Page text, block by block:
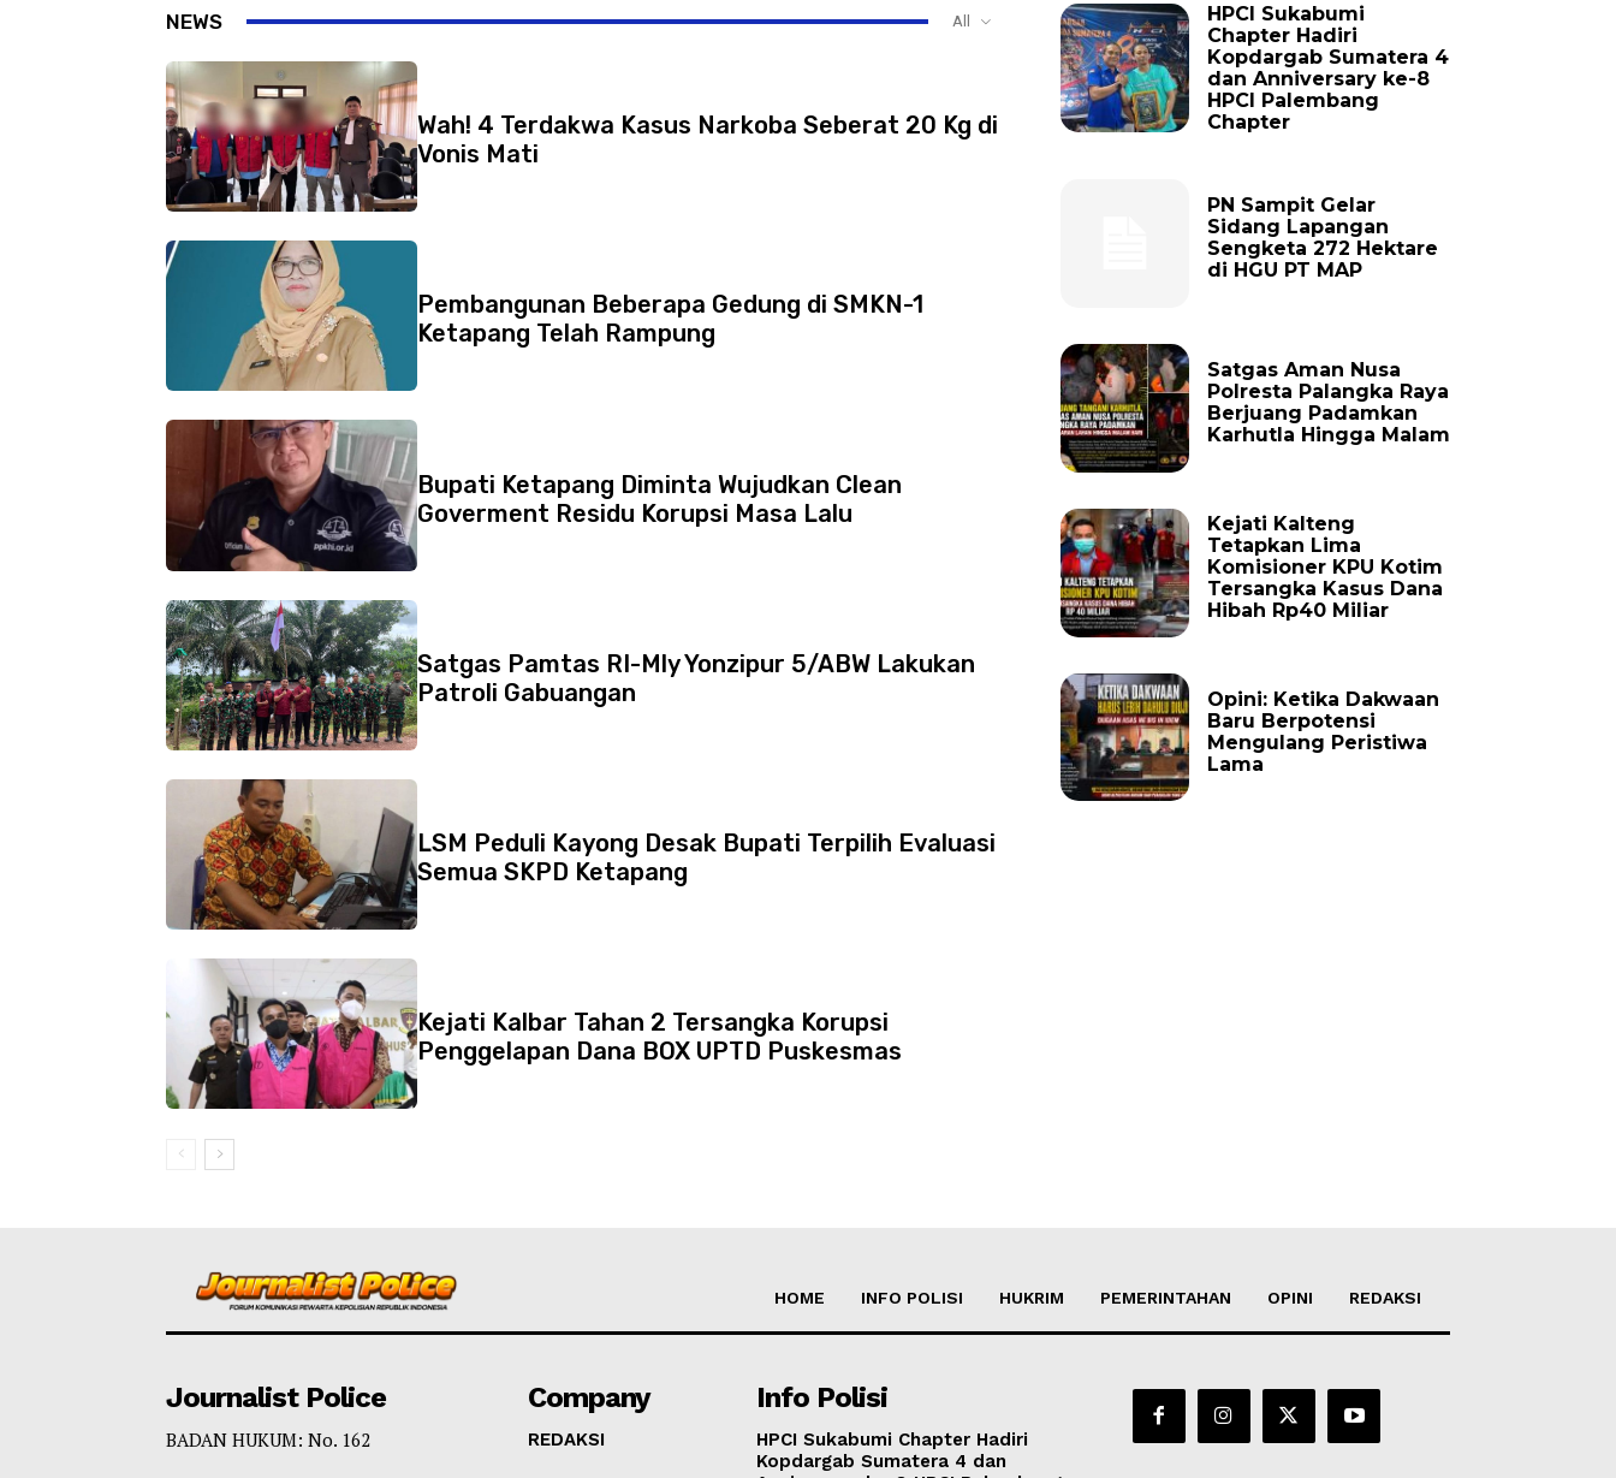
NEWS All
Wah! 4 Terdakwa Kasus Narkoba Seberat 20 Kg di
Vonis Mati
Pembangunan Beberapa Gedung di SMKN-1
Ketapang Telah Rampung
Bupati Ketapang Diminta Wujudkan Clean
Goverment Residu Korupsi Masa Lalu
Satgas Pamtas RI-Mly Yonzipur 5/ABW Lakukan
Patroli Gabuangan
LSM Peduli Kayong Desak Bupati Terpilih Evaluasi
Semua SKPD Ketapang
Kejati Kalbar Tahan 2 Tersangka Korupsi
Penggelapan Dana BOX UPTD Puskesmas
HPCI Sukabumi
Chapter Hadiri
Kopdargab Sumatera 4
dan Anniversary ke-8
HPCI Palembang
Chapter
PN Sampit Gelar
Sidang Lapangan
Sengketa 272 Hektare
di HGU PT MAP
Satgas Aman Nusa
Polresta Palangka Raya
Berjuang Padamkan
Karhutla Hingga Malam
Kejati Kalteng
Tetapkan Lima
Komisioner KPU Kotim
Tersangka Kasus Dana
Hibah Rp40 Miliar
Opini: Ketika Dakwaan
Baru Berpotensi
Mengulang Peristiwa
Lama
HOME INFO POLISI HUKRIM PEMERINTAHAN OPINI REDAKSI
Journalist Police
BADAN HUKUM: No. 162
Company
REDAKSI
Info Polisi
HPCI Sukabumi Chapter Hadiri
Kopdargab Sumatera 4 dan